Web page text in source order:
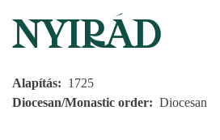
NYIRÁD
Alapítás
1725
Diocesan/Monastic order
Diocesan